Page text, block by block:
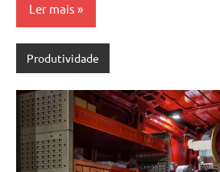
Ler mais
Produtividade